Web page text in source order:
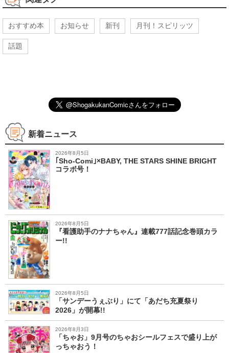
おすすめ本 お知らせ 新刊 月刊！スピリッツ
話題
新着ニュース
2026年8月5日
｢Sho-Comi｣×BABY, THE STARS SHINE BRIGHT
コラボ号！
2026年8月5日
『看護助手のナナちゃん』連載777話記念巻頭カラ
ー!!
2026年8月5日
「サンデーうぇぶり」にて「あだち充夏祭り
2026」が開幕!!
2026年8月3日
「ちゃお」9月号のちゃおシールフェスで盛り上が
っちゃおう！